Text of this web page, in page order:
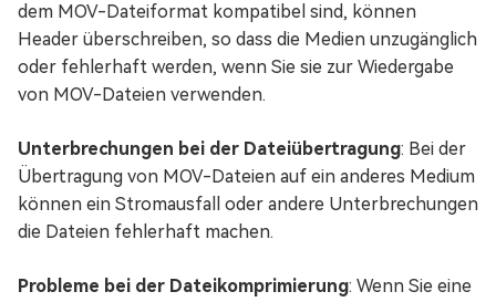
dem MOV-Dateiformat kompatibel sind, können
Header überschreiben, so dass die Medien unzugänglich
oder fehlerhaft werden, wenn Sie sie zur Wiedergabe
von MOV-Dateien verwenden.
Unterbrechungen bei der Dateiübertragung: Bei der
Übertragung von MOV-Dateien auf ein anderes Medium
können ein Stromausfall oder andere Unterbrechungen
die Dateien fehlerhaft machen.
Probleme bei der Dateikomprimierung: Wenn Sie eine